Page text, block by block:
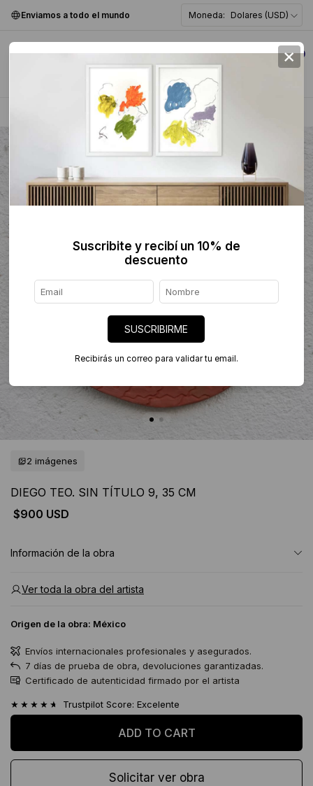
Enviamos a todo el mundo Moneda: Dolares (USD)
0
Cerámica >
2 imágenes
DIEGO TEO. SIN TÍTULO 9, 35 CM
$900 USD
Información de la obra
Ver toda la obra del artista
Origen de la obra: México
Envíos internacionales profesionales y asegurados.
7 días de prueba de obra, devoluciones garantizadas.
Certificado de autenticidad firmado por el artista
★★★★★ Trustpilot Score: Excelente
Solicitar ver obra
×
Suscribite y recibí un 10% de
descuento
SUSCRIBIRME
Recibirás un correo para validar tu email.